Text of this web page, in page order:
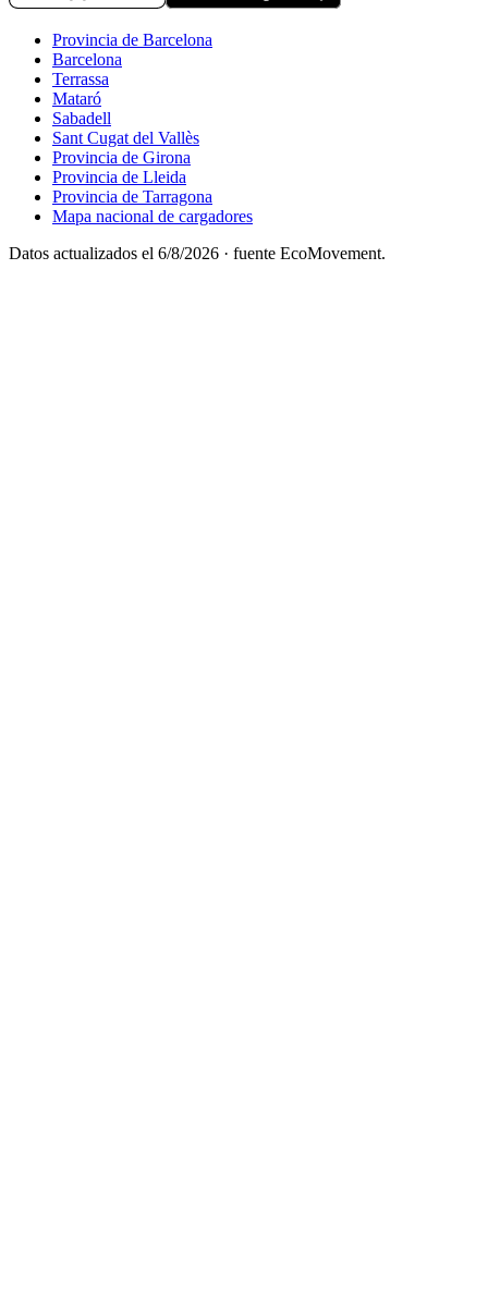
Provincia de Barcelona
Barcelona
Terrassa
Mataró
Sabadell
Sant Cugat del Vallès
Provincia de Girona
Provincia de Lleida
Provincia de Tarragona
Mapa nacional de cargadores
Datos actualizados el 6/8/2026 · fuente EcoMovement.